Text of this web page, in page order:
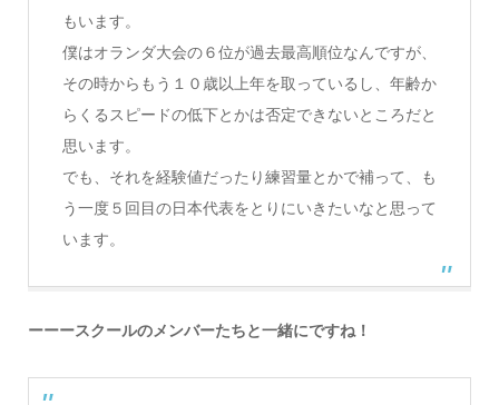
もいます。
僕はオランダ大会の６位が過去最高順位なんですが、
その時からもう１０歳以上年を取っているし、年齢か
らくるスピードの低下とかは否定できないところだと
思います。
でも、それを経験値だったり練習量とかで補って、も
う一度５回目の日本代表をとりにいきたいなと思って
います。
ーーースクールのメンバーたちと一緒にですね！